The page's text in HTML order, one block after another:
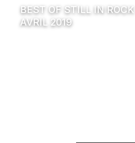
BEST OF STILL IN ROCK :
AVRIL 2019